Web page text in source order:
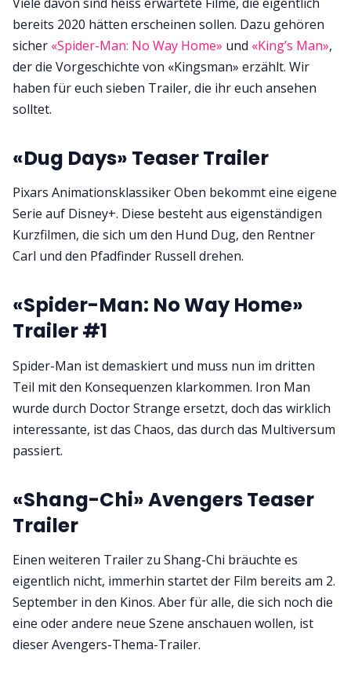
bereits 2020 hätten erscheinen sollen. Dazu gehören
sicher «Spider-Man: No Way Home» und «King’s Man»,
der die Vorgeschichte von «Kingsman» erzählt. Wir
haben für euch sieben Trailer, die ihr euch ansehen
solltet.
«Dug Days» Teaser Trailer
Pixars Animationsklassiker Oben bekommt eine eigene
Serie auf Disney+. Diese besteht aus eigenständigen
Kurzfilmen, die sich um den Hund Dug, den Rentner
Carl und den Pfadfinder Russell drehen.
«Spider-Man: No Way Home»
Trailer #1
Spider-Man ist demaskiert und muss nun im dritten
Teil mit den Konsequenzen klarkommen. Iron Man
wurde durch Doctor Strange ersetzt, doch das wirklich
interessante, ist das Chaos, das durch das Multiversum
passiert.
«Shang-Chi» Avengers Teaser
Trailer
Einen weiteren Trailer zu Shang-Chi bräuchte es
eigentlich nicht, immerhin startet der Film bereits am 2.
September in den Kinos. Aber für alle, die sich noch die
eine oder andere neue Szene anschauen wollen, ist
dieser Avengers-Thema-Trailer.